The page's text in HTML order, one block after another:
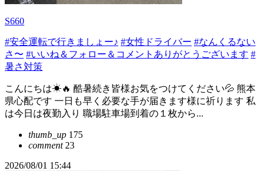
S660
#安全運転で行きましょー♪ #女性ドライバー #なんくるない
さ〜 #いいね＆フォロー＆コメントありがとうございます #
暑さ対策
こんにちは☀🔥 酷暑続き皆様お気をつけてください💦 熊本
県心配です 一日も早く必要な手が届きます様に祈ります 私
は今日は夜勤入り 職場駐車場到着の１枚から...
thumb_up 175
comment23
2026/08/01 15:44